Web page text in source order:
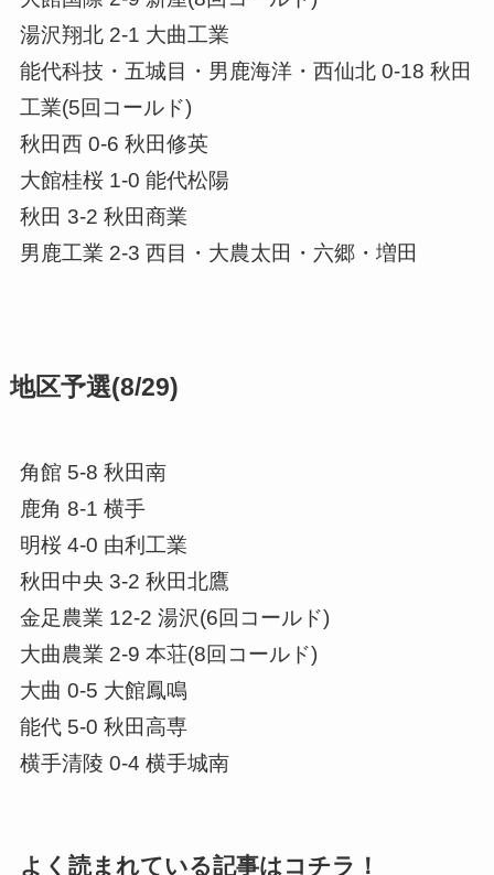
湯沢翔北 2-1 大曲工業
能代科技・五城目・男鹿海洋・西仙北 0-18 秋田
工業(5回コールド)
秋田西 0-6 秋田修英
大館桂桜 1-0 能代松陽
秋田 3-2 秋田商業
男鹿工業 2-3 西目・大農太田・六郷・増田
地区予選(8/29)
角館 5-8 秋田南
鹿角 8-1 横手
明桜 4-0 由利工業
秋田中央 3-2 秋田北鷹
金足農業 12-2 湯沢(6回コールド)
大曲農業 2-9 本荘(8回コールド)
大曲 0-5 大館鳳鳴
能代 5-0 秋田高専
横手清陵 0-4 横手城南
よく読まれている記事はコチラ！